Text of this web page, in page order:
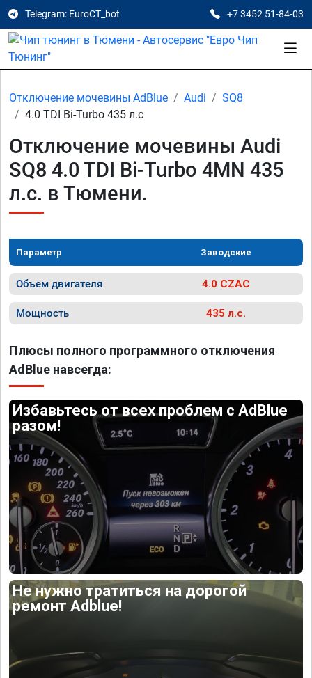
Telegram: EuroCT_bot +7 3452 51-84-03
Отключение мочевины AdBlue Audi
SQ8
4.0 TDI Bi-Turbo 435 л.с
Отключение мочевины Audi
SQ8 4.0 TDI Bi-Turbo 4MN 435
л.с. в Тюмени.
Параметр Заводские
Объем двигателя 4.0 CZAC
Мощность 435 л.с.
Плюсы полного программного отключения
AdBlue навсегда:
Избавьтесь от всех проблем с AdBlue
разом!
Не нужно тратиться на дорогой
ремонт Adblue!